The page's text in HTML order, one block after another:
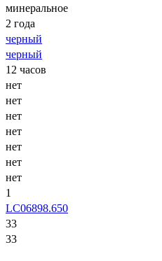
минеральное
2 года
черный
черный
12 часов
нет
нет
нет
нет
нет
нет
нет
1
LC06898.650
33
33